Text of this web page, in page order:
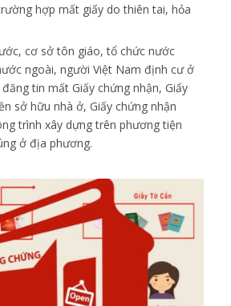
hợp mất giấy do thiên tai, hỏa
cơ sở tôn giáo, tổ chức nước
ngoài, người Việt Nam định cư ở
tin mất Giấy chứng nhận, Giấy
sở hữu nhà ở, Giấy chứng nhận
trình xây dựng trên phương tiện
ở địa phương.